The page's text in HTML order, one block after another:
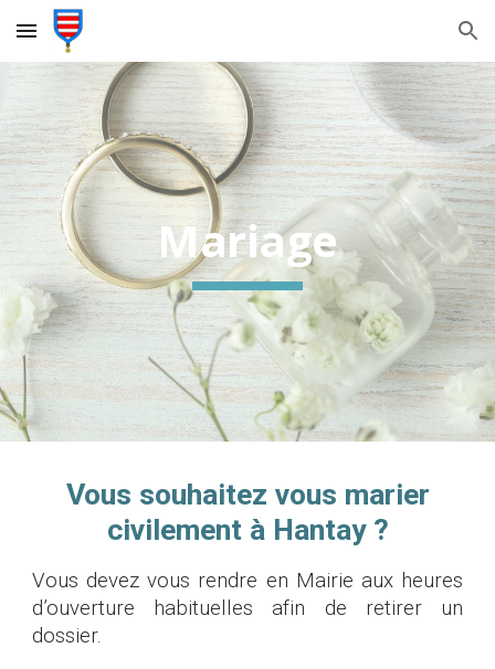
Skip to main content Skip to navigation
Mariage
Vous souhaitez vous marier
civilement à Hantay ?
Vous devez vous rendre en Mairie aux heures
d’ouverture habituelles afin de retirer un
dossier.